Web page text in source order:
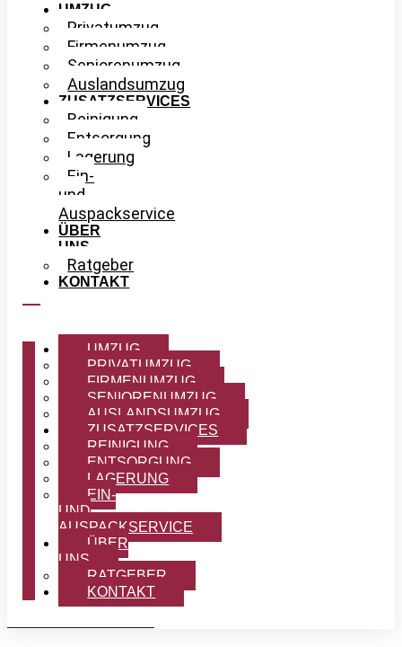
UMZUG
Privatumzug
Firmenumzug
Seniorenumzug
Auslandsumzug
ZUSATZSERVICES
Reinigung
Entsorgung
Lagerung
Ein-
und
Auspackservice
ÜBER
UNS
Ratgeber
KONTAKT
UMZUG
PRIVATUMZUG
FIRMENUMZUG
SENIORENUMZUG
AUSLANDSUMZUG
ZUSATZSERVICES
REINIGUNG
ENTSORGUNG
LAGERUNG
EIN-
UND
AUSPACKSERVICE
ÜBER
UNS
RATGEBER
KONTAKT